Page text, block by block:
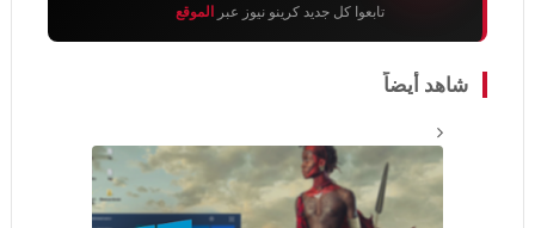
تابعوا كل جديد كرينو نيوز عبر الموقع
شاهد أيضاً